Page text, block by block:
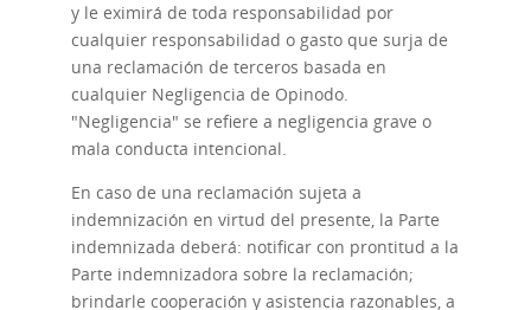
y le eximirá de toda responsabilidad por
cualquier responsabilidad o gasto que surja de
una reclamación de terceros basada en
cualquier Negligencia de Opinodo.
"Negligencia" se refiere a negligencia grave o
mala conducta intencional.
En caso de una reclamación sujeta a
indemnización en virtud del presente, la Parte
indemnizada deberá: notificar con prontitud a la
Parte indemnizadora sobre la reclamación;
brindarle cooperación y asistencia razonables, a